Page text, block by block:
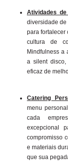
Atividades
diversidade
para fortalecer
cultura de
Mindfulness a
a silent disco,
eficaz de
Catering
menu
cada
excepcional
compromisso
e materiais
que sua